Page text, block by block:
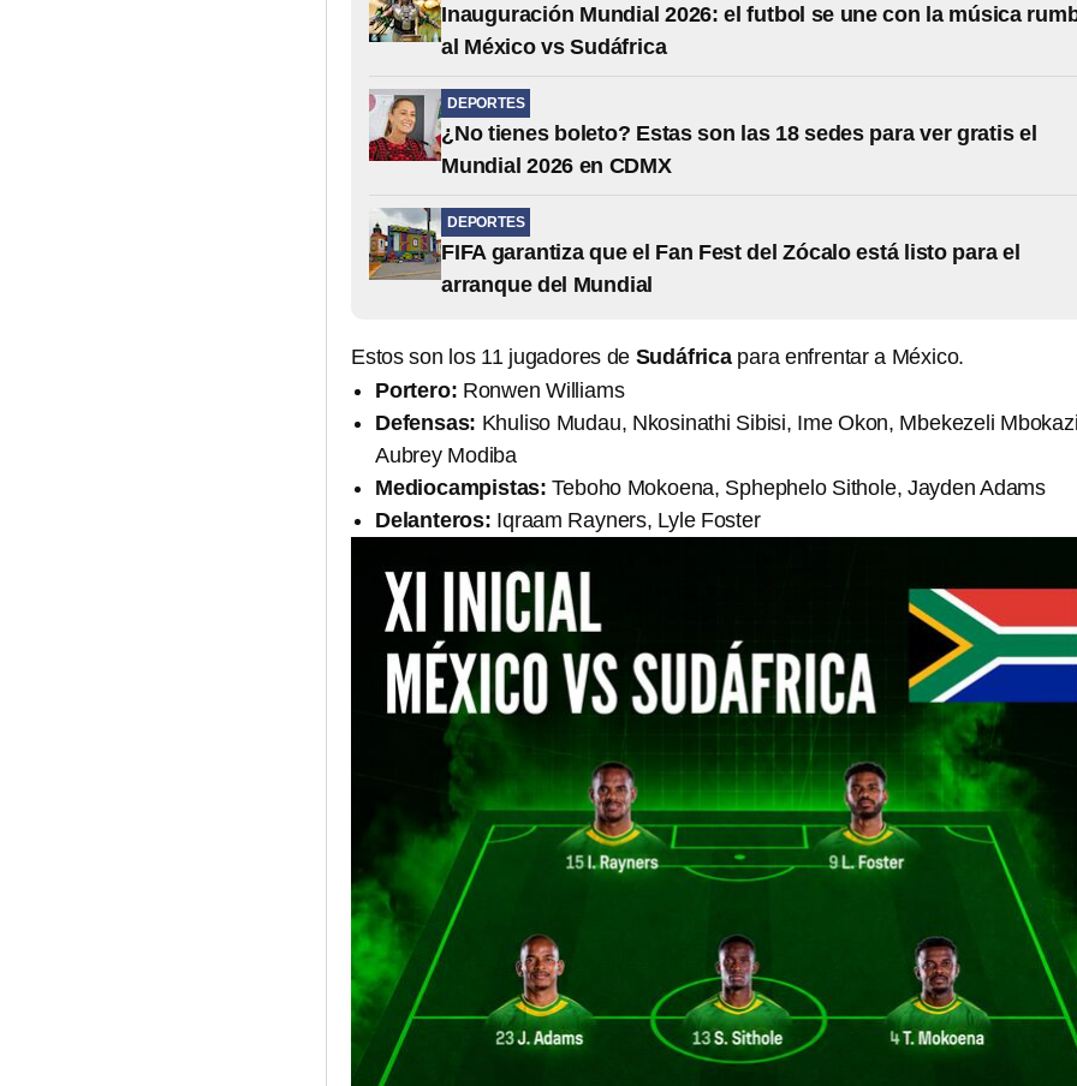
Inauguración Mundial 2026: el futbol se une con la música
al México vs Sudáfrica
DEPORTES
¿No tienes boleto? Estas son las 18 sedes para ver gratis el
Mundial 2026 en CDMX
DEPORTES
FIFA garantiza que el Fan Fest del Zócalo está listo para el
arranque del Mundial
Estos son los 11 jugadores de Sudáfricapara enfrentar a México.
Portero: Ronwen Williams
Defensas: Khuliso Mudau, Nkosinathi Sibisi, Ime Okon, Mbekezeli
Aubrey Modiba
Mediocampistas: Teboho Mokoena, Sphephelo Sithole, Jayden Adams
Delanteros: Iqraam Rayners, Lyle Foster